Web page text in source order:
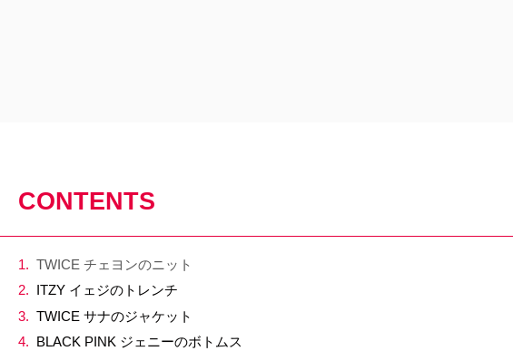
CONTENTS
TWICE チェヨンのニット
ITZY イェジのトレンチ
TWICE サナのジャケット
BLACK PINK ジェニーのボトムス